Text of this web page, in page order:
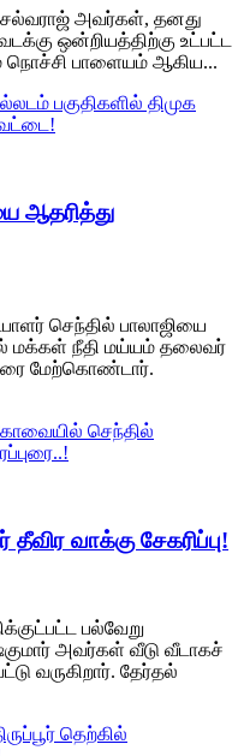
அவர்கள், தனது
ஒன்றியத்திற்கு உட்பட்ட
நொச்சி பாளையம் ஆகிய...
பகுதிகளில் திமுக
ஆதரித்து
செந்தில் பாலாஜியை
மக்கள் நீதி மய்யம் தலைவர்
மேற்கொண்டார்.
கோவையில் செந்தில்
தீவிர வாக்கு சேகரிப்பு!
பல்வேறு
அவர்கள் வீடு வீடாகச்
வருகிறார். தேர்தல்
தெற்கில்